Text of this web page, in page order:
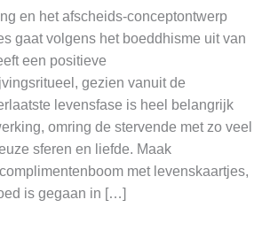
en het afscheids-conceptontwerp
gaat volgens het boeddhisme uit van
een positieve
gezien vanuit de
levensfase is heel belangrijk
omring de stervende met zo veel
sferen en liefde. Maak
met levenskaartjes,
is gegaan in […]